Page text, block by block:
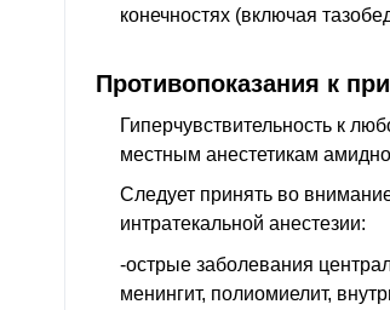
конечностях (включая
Противопоказания к
Гиперчувствительность к
местным анестетикам
Следует принять во
интратекальной анестезии:
-острые заболевания
менингит, полиомиелит,